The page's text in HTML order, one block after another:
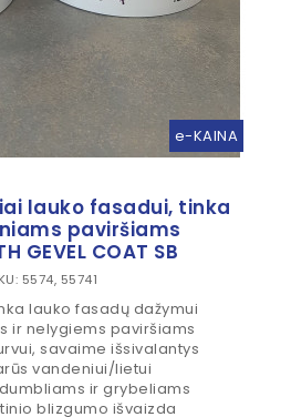
e-KAINA
lauko fasadui, tinka
paviršiams
GEVEL COAT SB
5574, 55741
lauko fasadų dažymui
ir nelygiems paviršiams
savaime išsivalantys
vandeniui/lietui
ir grybeliams
blizgumo išvaizda